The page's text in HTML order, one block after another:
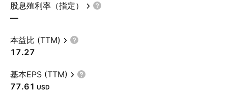
股息殖利率（指定）
—
本益比 (TTM)
17.27
基本EPS (TTM)
77.61 USD